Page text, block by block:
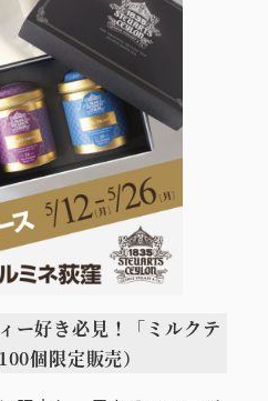
ー好き必見！「ミルクテ
個限定販売）